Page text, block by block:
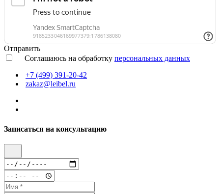
Отправить
Соглашаюсь на обработку персональных данных
+7 (499) 391-20-42
zakaz@leibel.ru
Записаться на консультацию